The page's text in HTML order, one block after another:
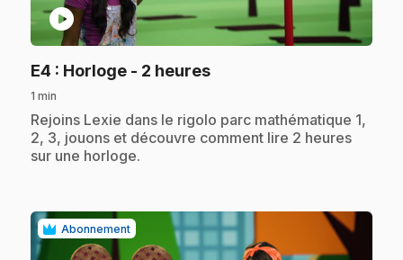
play_circle
E4 : Horloge - 2 heures.
1 min
.Rejoins Lexie dans le rigolo parc mathématique 1,
2, 3, jouons et découvre comment lire 2 heures
sur une horloge.
Abonnement